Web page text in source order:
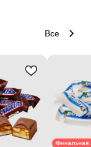
Все
Финальная